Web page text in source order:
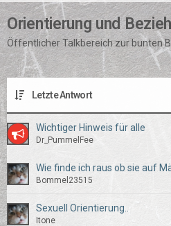
Orientierung und
Öffentlicher Talkbereich zur bunten
Letzte Antwort
Wichtiger Hinweis für alle
Dr_PummelFee
Wie finde ich raus ob sie auf
Bommel23515
Sexuell Orientierung..
Itone